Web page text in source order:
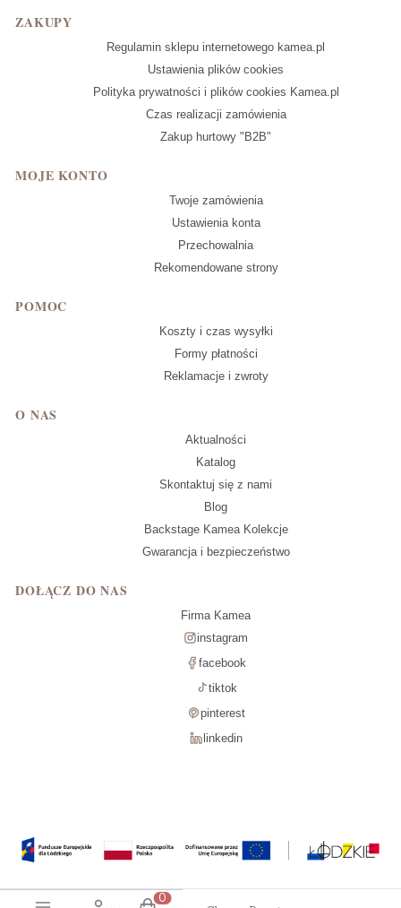
Linki w stopce
ZAKUPY
Regulamin sklepu internetowego kamea.pl
Ustawienia plików cookies
Polityka prywatności i plików cookies Kamea.pl
Czas realizacji zamówienia
Zakup hurtowy "B2B"
MOJE KONTO
Twoje zamówienia
Ustawienia konta
Przechowalnia
Rekomendowane strony
POMOC
Koszty i czas wysyłki
Formy płatności
Reklamacje i zwroty
O NAS
Aktualności
Katalog
Skontaktuj się z nami
Blog
Backstage Kamea Kolekcje
Gwarancja i bezpieczeństwo
DOŁĄCZ DO NAS
Firma Kamea
instagram
facebook
tiktok
pinterest
linkedin